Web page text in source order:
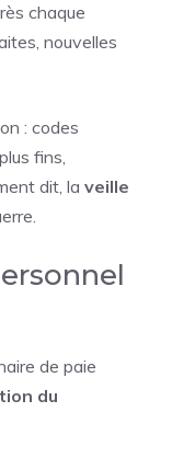
chaque
nouvelles
: codes
fins,
dit, la veille
de paie
du